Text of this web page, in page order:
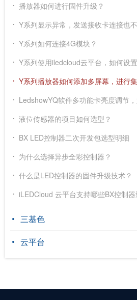
播放器如何进行固件升级？
Y系列显示异常，发送接收卡连接也
Y系列如何连接4G模块？
Y系列使用iledcloud云平台，如何设
Y系列播放器如何添加多屏幕，进行
LedshowYQ软件多功能卡亮度调节
液位传感器的项目如何选型？
BX LED控制器二次开发包选型明细
为什么选择异步全彩控制器？
什么是LED控制器的固件升级技术？
iLEDCloud 云平台支持哪些BX控制器
三基色
云平台